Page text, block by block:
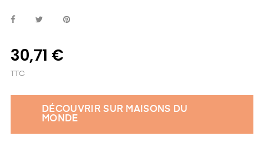
30,71 €
TTC
DÉCOUVRIR SUR MAISONS DU
MONDE